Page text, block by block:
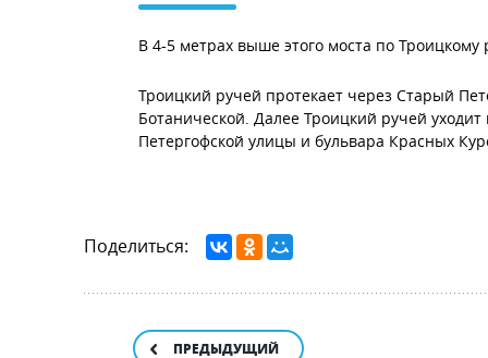
В 4-5 метрах выше этого моста по
Троицкий ручей протекает через Старый
Ботанической. Далее Троицкий ручей
Петергофской улицы и бульвара Красных
Поделиться:
ПРЕДЫДУЩИЙ